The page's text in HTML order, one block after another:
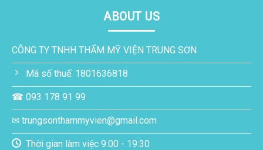
ABOUT US
CÔNG TY TNHH THẨM MỸ VIỆN TRUNG SƠN
Mã số thuế: 1801636818
☎ 093 178 91 99
✉ trungsonthammyvien@gmail.com
Thời gian làm việc 9:00 - 19:30